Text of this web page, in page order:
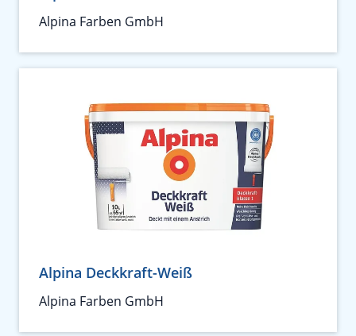
Alpina Farben GmbH
Alpina Deckkraft-Weiß
Alpina Farben GmbH